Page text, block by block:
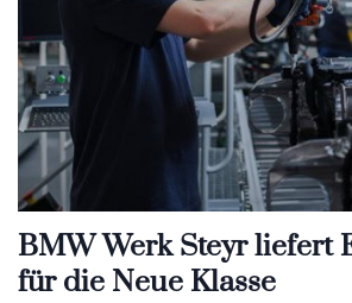
BMW Werk Steyr liefert
für die Neue Klasse